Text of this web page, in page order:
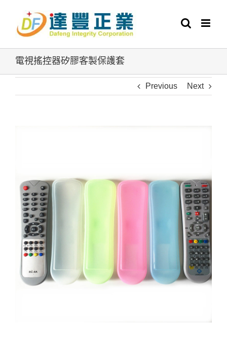
content
電視搖控器矽膠客製保護套
Previous Next